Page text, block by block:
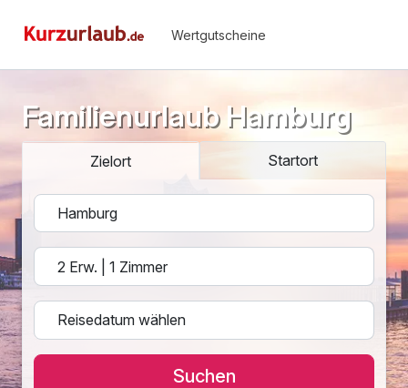
Wertgutscheine
Familienurlaub Hamburg
Zielort Startort
Suchen